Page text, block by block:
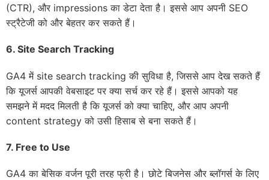
(CTR), और impressions का डेटा देता है। इससे आप अपनी SEO
स्ट्रैटेजी को और बेहतर कर सकते हैं।
6. Site Search Tracking
GA4 में site search tracking की सुविधा है, जिससे आप देख सकते हैं
कि यूजर्स आपकी वेबसाइट पर क्या सर्च कर रहे हैं। इससे आपको यह
समझने में मदद मिलती है कि यूजर्स को क्या चाहिए, और आप अपनी
content strategy को उसी हिसाब से बना सकते हैं।
7. Free to Use
GA4 का बेसिक वर्जन पूरी तरह फ्री है। छोटे बिजनेस और ब्लॉगर्स के लिए